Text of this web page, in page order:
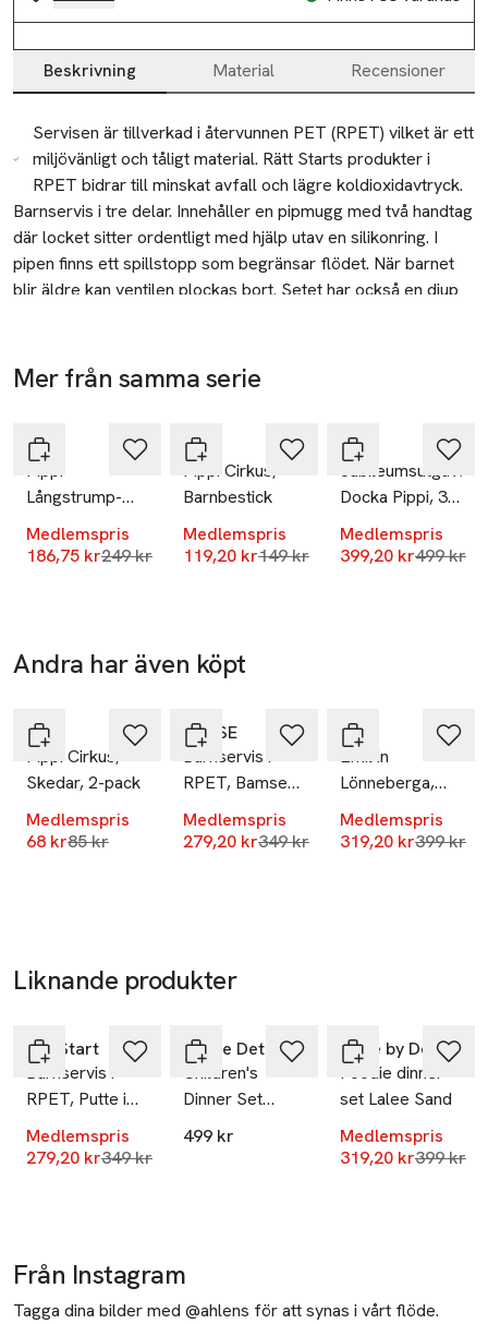
Beskrivning Material Recensioner
Beskrivning
Servisen är tillverkad i återvunnen PET (RPET) vilket är ett
miljövänligt och tåligt material. Rätt Starts produkter i
RPET bidrar till minskat avfall och lägre koldioxidavtryck.
Barnservis i tre delar. Innehåller en pipmugg med två handtag
där locket sitter ordentligt med hjälp utav en silikonring. I
pipen finns ett spillstopp som begränsar flödet. När barnet
blir äldre kan ventilen plockas bort. Setet har också en djup
(RPET) vilket är ett miljövänligt och tåligt material.
Lämnas till välgörenhet eller återvinningscentral.
Domsandsvägen 14
564 35 Bankeryd
E-post
info@rattstart.se
Mer från samma serie
PIPPI
Pippi
Långstrump-
klänning
EFRAIMSDOTTER
Medlemspris
186,75 krLägsta pris 30 dagar
249 kr
PIPPI
Pippi Cirkus,
Barnbestick
Medlemspris
119,20 krLägsta pris 30 dagar
149 kr
PIPPI
Jubileumsutgåva
Docka Pippi, 3
delar
Medlemspris
399,20 krLägsta
499 kr
Andra har även köpt
PIPPI
Pippi Cirkus,
Skedar, 2-pack
Medlemspris
68 krLägsta pris 30 dagar
85 kr
-20%
BAMSE
Barnservis i
RPET, Bamse
Ballong
Medlemspris
279,20 krLägsta pris 30 dagar
349 kr
EMIL
Emil in
Lönneberga,
Barnservis, 3-
del
Medlemspris
319,20 krLägsta
399 kr
Liknande produkter
RättStart
Barnservis i
RPET, Putte i
Blåbärsskogen
Medlemspris
279,20 krLägsta pris 30 dagar
349 kr
Elodie Details
Children's
Dinner Set
Berså
499 kr
Done by Deer
Foodie dinner
set Lalee Sand
Medlemspris
319,20 krLägsta
399 kr
Från Instagram
Tagga dina bilder med @ahlens för att synas i vårt flöde.